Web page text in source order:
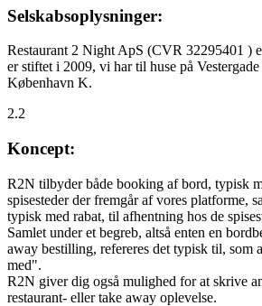
Selskabsoplysninger:
Restaurant 2 Night ApS (CVR 32295401 )
er stiftet i 2009, vi har til huse på
København K.
2.2
Koncept:
R2N tilbyder både booking af bord, typisk
spisesteder der fremgår af vores platforme,
typisk med rabat, til afhentning hos de
Samlet under et begreb, altså enten en
away bestilling, refereres det typisk til, som
med".
R2N giver dig også mulighed for at skrive
restaurant- eller take away oplevelse.